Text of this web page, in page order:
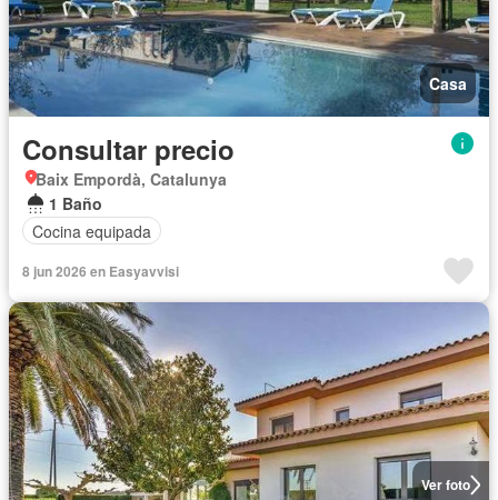
Casa
Consultar precio
Baix Empordà, Catalunya
1 Baño
Cocina equipada
8 jun 2026 en Easyavvisi
Ver foto